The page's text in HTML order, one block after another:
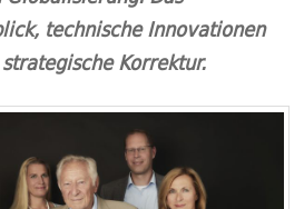
technische Innovationen
Korrektur.